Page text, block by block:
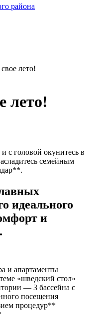
района
лето!
лето!
с головой окунитесь в
семейным
идеального
и
и апартаменты
«шведский стол»
— 3 бассейна с
посещения
процедур**